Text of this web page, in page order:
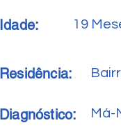
Idade: 19
Residência:
Diagnóstico: Má-